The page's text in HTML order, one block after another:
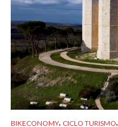
BIKECONOMY, CICLO TURISMO,